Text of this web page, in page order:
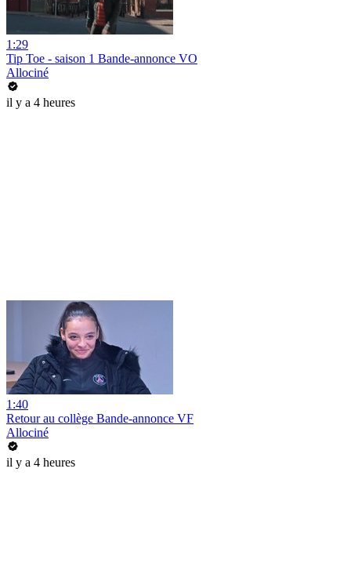
1:29
Tip Toe - saison 1 Bande-annonce VO
Allociné
il y a 4 heures
1:40
Retour au collège Bande-annonce VF
Allociné
il y a 4 heures